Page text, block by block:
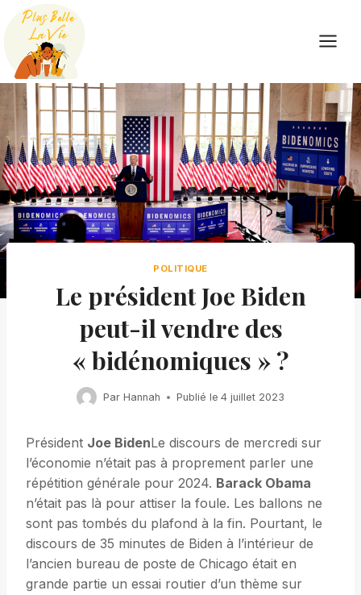
Skip
content
POLITIQUE
Le président Joe Biden
peut-il vendre des
« bidénomiques » ?
Par Hannah Publié le 4 juillet 2023
Président Joe BidenLe discours de mercredi sur
l’économie n’était pas à proprement parler une
répétition générale pour 2024. Barack Obama
n’était pas là pour attiser la foule. Les ballons ne
sont pas tombés du plafond à la fin. Pourtant, le
discours de 35 minutes de Biden à l’intérieur de
l’ancien bureau de poste de Chicago était en
grande partie un essai routier d’un thème sur